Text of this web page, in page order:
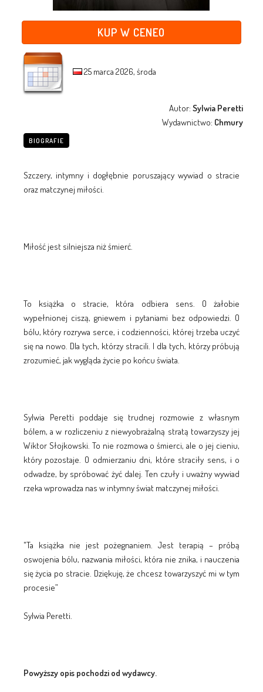
KUP W CENEO
25 marca 2026, środa
Autor:Sylwia Peretti
Wydawnictwo: Chmury
BIOGRAFIE
Szczery, intymny i dogłębnie poruszający wywiad o stracie
oraz matczynej miłości.
Miłość jest silniejsza niż śmierć.
To książka o stracie, która odbiera sens. O żałobie
wypełnionej ciszą, gniewem i pytaniami bez odpowiedzi. O
bólu, który rozrywa serce, i codzienności, której trzeba uczyć
się na nowo. Dla tych, którzy stracili. I dla tych, którzy próbują
zrozumieć, jak wygląda życie po końcu świata.
Sylwia Peretti poddaje się trudnej rozmowie z własnym
bólem, a w rozliczeniu z niewyobrażalną stratą towarzyszy jej
Wiktor Słojkowski. To nie rozmowa o śmierci, ale o jej cieniu,
który pozostaje. O odmierzaniu dni, które straciły sens, i o
odwadze, by spróbować żyć dalej. Ten czuły i uważny wywiad
rzeka wprowadza nas w intymny świat matczynej miłości.
"Ta książka nie jest pożegnaniem. Jest terapią – próbą
oswojenia bólu, nazwania miłości, która nie znika, i nauczenia
się życia po stracie. Dziękuję, że chcesz towarzyszyć mi w tym
procesie”
Sylwia Peretti.
Powyższy opis pochodzi od wydawcy.